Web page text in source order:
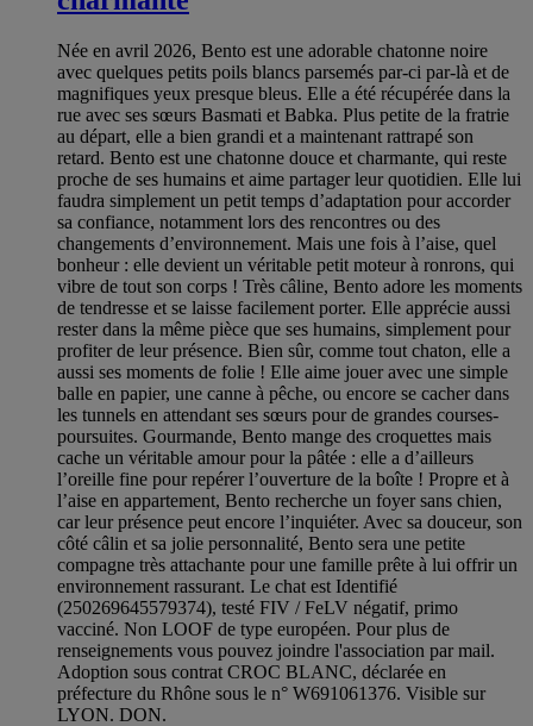
Née en avril 2026, Bento est une adorable chatonne noire
avec quelques petits poils blancs parsemés par-ci par-là et de
magnifiques yeux presque bleus. Elle a été récupérée dans la
rue avec ses sœurs Basmati et Babka. Plus petite de la fratrie
au départ, elle a bien grandi et a maintenant rattrapé son
retard. Bento est une chatonne douce et charmante, qui reste
proche de ses humains et aime partager leur quotidien. Elle lui
faudra simplement un petit temps d’adaptation pour accorder
sa confiance, notamment lors des rencontres ou des
changements d’environnement. Mais une fois à l’aise, quel
bonheur : elle devient un véritable petit moteur à ronrons, qui
vibre de tout son corps ! Très câline, Bento adore les moments
de tendresse et se laisse facilement porter. Elle apprécie aussi
rester dans la même pièce que ses humains, simplement pour
profiter de leur présence. Bien sûr, comme tout chaton, elle a
aussi ses moments de folie ! Elle aime jouer avec une simple
balle en papier, une canne à pêche, ou encore se cacher dans
les tunnels en attendant ses sœurs pour de grandes courses-
poursuites. Gourmande, Bento mange des croquettes mais
cache un véritable amour pour la pâtée : elle a d’ailleurs
l’oreille fine pour repérer l’ouverture de la boîte ! Propre et à
l’aise en appartement, Bento recherche un foyer sans chien,
car leur présence peut encore l’inquiéter. Avec sa douceur, son
côté câlin et sa jolie personnalité, Bento sera une petite
compagne très attachante pour une famille prête à lui offrir un
environnement rassurant. Le chat est Identifié
(250269645579374), testé FIV / FeLV négatif, primo
vacciné. Non LOOF de type européen. Pour plus de
renseignements vous pouvez joindre l'association par mail.
Adoption sous contrat CROC BLANC, déclarée en
préfecture du Rhône sous le n° W691061376. Visible sur
LYON. DON.